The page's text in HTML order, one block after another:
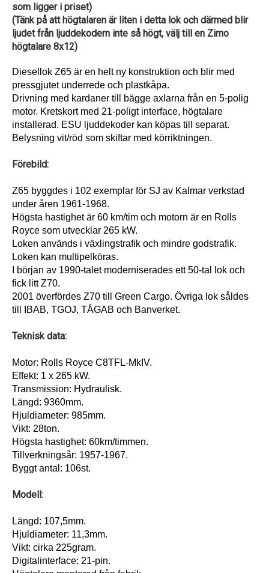
som ligger i priset)
(Tänk på att högtalaren är liten i detta lok och därmed blir
ljudet från ljuddekodern inte så högt, välj till en Zimo
högtalare 8x12)
Diesellok Z65 är en helt ny konstruktion och blir med
pressgjutet underrede och plastkåpa.
Drivning med kardaner till bägge axlarna från en 5-polig
motor. Kretskort med 21-poligt interface, högtalare
installerad. ESU ljuddekoder kan köpas till separat.
Belysning vit/röd som skiftar med körriktningen.
Förebild:
Z65 byggdes i 102 exemplar för SJ av Kalmar verkstad
under åren 1961-1968.
Högsta hastighet är 60 km/tim och motorn är en Rolls
Royce som utvecklar 265 kW.
Loken används i växlingstrafik och mindre godstrafik.
Loken kan multipelköras.
I början av 1990-talet moderniserades ett 50-tal lok och
fick litt Z70.
2001 överfördes Z70 till Green Cargo. Övriga lok såldes
till IBAB, TGOJ, TÅGAB och Banverket.
Teknisk data:
Motor: Rolls Royce C8TFL-MkIV.
Effekt: 1 x 265 kW.
Transmission: Hydraulisk.
Längd: 9360mm.
Hjuldiameter: 985mm.
Vikt: 28ton.
Högsta hastighet: 60km/timmen.
Tillverkningsår: 1957-1967.
Byggt antal: 106st.
Modell:
Längd: 107,5mm.
Hjuldiameter: 11,3mm.
Vikt: cirka 225gram.
Digitalinterface: 21-pin.